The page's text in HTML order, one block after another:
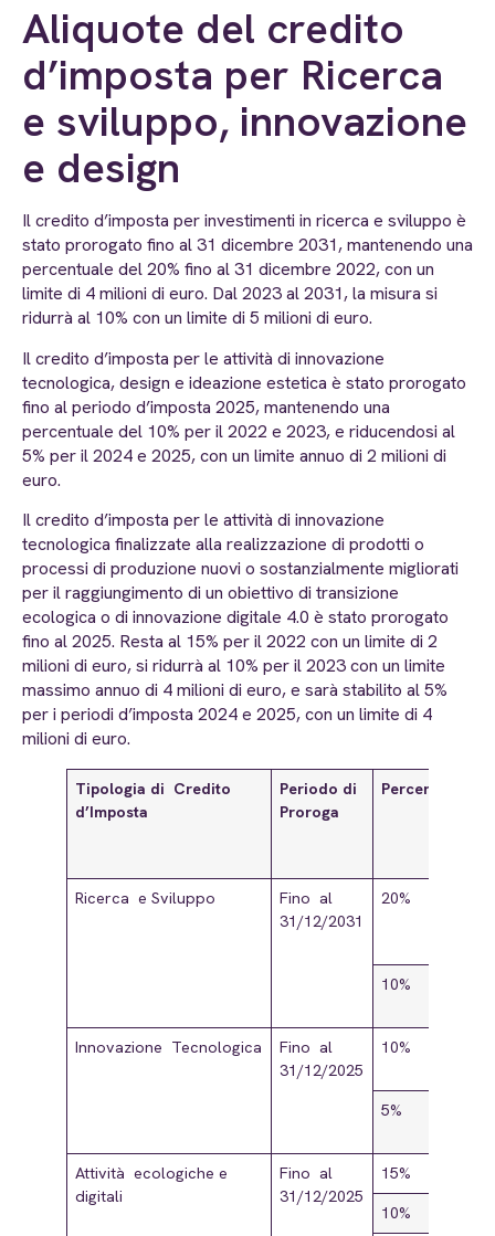
Aliquote del credito
d’imposta per Ricerca
e sviluppo, innovazione
e design
Il credito d’imposta per investimenti in ricerca e sviluppo è
stato prorogato fino al 31 dicembre 2031, mantenendo una
percentuale del 20% fino al 31 dicembre 2022, con un
limite di 4 milioni di euro. Dal 2023 al 2031, la misura si
ridurrà al 10% con un limite di 5 milioni di euro.
Il credito d’imposta per le attività di innovazione
tecnologica, design e ideazione estetica è stato prorogato
fino al periodo d’imposta 2025, mantenendo una
percentuale del 10% per il 2022 e 2023, e riducendosi al
5% per il 2024 e 2025, con un limite annuo di 2 milioni di
euro.
Il credito d’imposta per le attività di innovazione
tecnologica finalizzate alla realizzazione di prodotti o
processi di produzione nuovi o sostanzialmente migliorati
per il raggiungimento di un obiettivo di transizione
ecologica o di innovazione digitale 4.0 è stato prorogato
fino al 2025. Resta al 15% per il 2022 con un limite di 2
milioni di euro, si ridurrà al 10% per il 2023 con un limite
massimo annuo di 4 milioni di euro, e sarà stabilito al 5%
per i periodi d’imposta 2024 e 2025, con un limite di 4
milioni di euro.
Tipologia di Credito
d’Imposta
Periodo di
Proroga
Percentuale
Ricerca e Sviluppo
Fino al
31/12/2031
20%
10%
Innovazione Tecnologica
Fino al
31/12/2025
10%
5%
Attività ecologiche e
digitali
Fino al
31/12/2025
15%
10%